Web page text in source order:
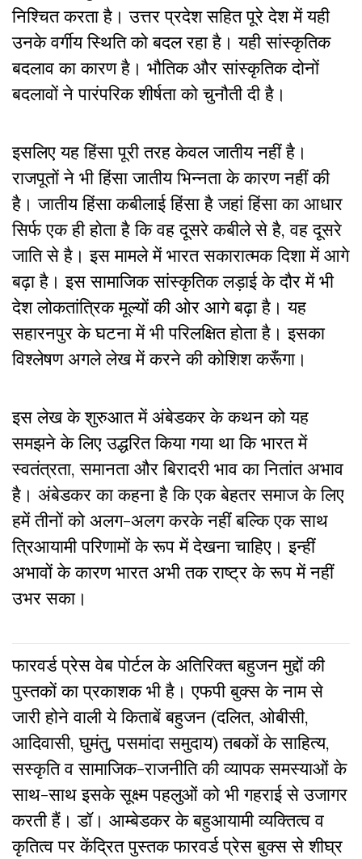
निश्चित करता है। उत्तर प्रदेश सहित पूरे देश में यही
उनके वर्गीय स्थिति को बदल रहा है। यही सांस्कृतिक
बदलाव का कारण है। भौतिक और सांस्कृतिक दोनों
बदलावों ने पारंपरिक शीर्षता को चुनौती दी है।
इसलिए यह हिंसा पूरी तरह केवल जातीय नहीं है।
राजपूतों ने भी हिंसा जातीय भिन्नता के कारण नहीं की
है। जातीय हिंसा कबीलाई हिंसा है जहां हिंसा का आधार
सिर्फ एक ही होता है कि वह दूसरे कबीले से है, वह दूसरे
जाति से है। इस मामले में भारत सकारात्मक दिशा में आगे
बढ़ा है। इस सामाजिक सांस्कृतिक लड़ाई के दौर में भी
देश लोकतांत्रिक मूल्यों की ओर आगे बढ़ा है। यह
सहारनपुर के घटना में भी परिलक्षित होता है। इसका
विश्लेषण अगले लेख में करने की कोशिश करूँगा।
इस लेख के शुरुआत में अंबेडकर के कथन को यह
समझने के लिए उद्धरित किया गया था कि भारत में
स्वतंत्रता, समानता और बिरादरी भाव का नितांत अभाव
है। अंबेडकर का कहना है कि एक बेहतर समाज के लिए
हमें तीनों को अलग-अलग करके नहीं बल्कि एक साथ
त्रिआयामी परिणामों के रूप में देखना चाहिए। इन्हीं
अभावों के कारण भारत अभी तक राष्ट्र के रूप में नहीं
उभर सका।
फारवर्ड प्रेस वेब पोर्टल के अतिरिक्‍त बहुजन मुद्दों की
पुस्‍तकों का प्रकाशक भी है। एफपी बुक्‍स के नाम से
जारी होने वाली ये किताबें बहुजन (दलित, ओबीसी,
आदिवासी, घुमंतु, पसमांदा समुदाय) तबकों के साहित्‍य,
सस्‍क‍ृति व सामाजिक-राजनीति की व्‍यापक समस्‍याओं के
साथ-साथ इसके सूक्ष्म पहलुओं को भी गहराई से उजागर
करती हैं। डॉ। आम्बेडकर के बहुआयामी व्यक्तित्व व
कृतित्व पर केंद्रित पुस्तक फारवर्ड प्रेस बुक्स से शीघ्र